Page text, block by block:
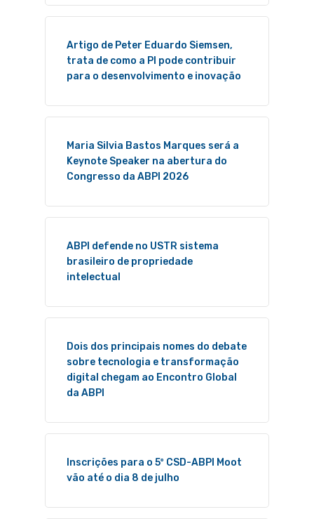
Artigo de Peter Eduardo Siemsen,
trata de como a PI pode contribuir
para o desenvolvimento e inovação
Maria Silvia Bastos Marques será a
Keynote Speaker na abertura do
Congresso da ABPI 2026
ABPI defende no USTR sistema
brasileiro de propriedade
intelectual
Dois dos principais nomes do debate
sobre tecnologia e transformação
digital chegam ao Encontro Global
da ABPI
Inscrições para o 5º CSD-ABPI Moot
vão até o dia 8 de julho